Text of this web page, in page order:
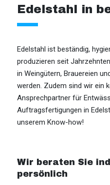
Edelstahl in
Edelstahl ist beständig,
produzieren seit
in Weingütern, Brauereien
werden. Zudem sind wir ein
Ansprechpartner für
Auftragsfertigungen in
unserem Know-how!
Wir beraten Sie
persönlich